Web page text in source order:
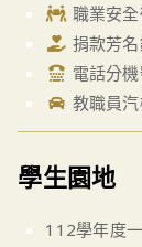
職業安
捐款芳
電話分
教職員
學生園地
112學年度